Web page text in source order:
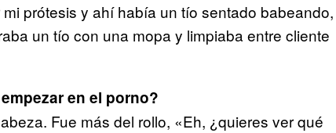
prótesis y ahí había un tío sentado babeando,
un tío con una mopa y limpiaba entre cliente
en el porno?
Fue más del rollo, «Eh, ¿quieres ver qué